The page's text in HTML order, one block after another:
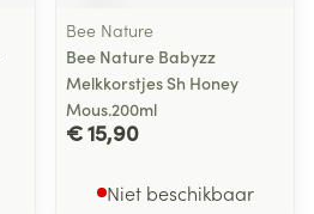
Bee Nature
Bee Nature Babyzz
Melkkorstjes Sh Honey
Mous.200ml
€ 15,90
Niet beschikbaar